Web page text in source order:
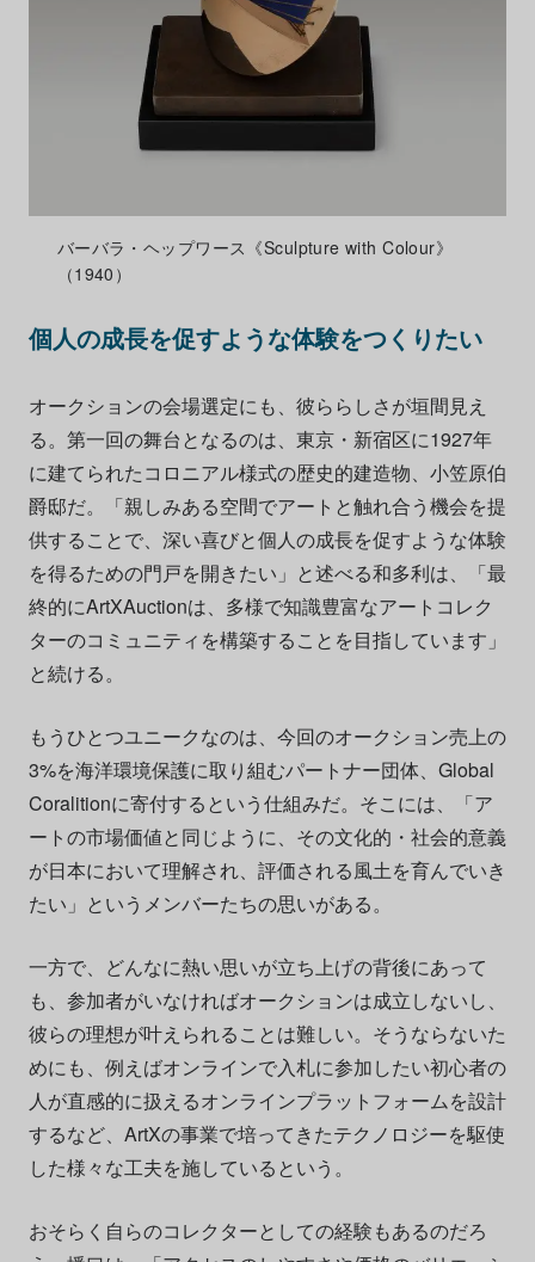
バーバラ・ヘップワース《Sculpture with Colour》
（1940）
個人の成長を促すような体験をつくりたい
オークションの会場選定にも、彼ららしさが垣間見え
る。第一回の舞台となるのは、東京・新宿区に1927年
に建てられたコロニアル様式の歴史的建造物、小笠原伯
爵邸だ。「親しみある空間でアートと触れ合う機会を提
供することで、深い喜びと個人の成長を促すような体験
を得るための門戸を開きたい」と述べる和多利は、
「最
終的にArtXAuctionは、多様で知識豊富なアートコレク
ターのコミュニティを構築することを目指しています」
と続ける。
もうひとつユニークなのは、今回のオークション売上の
3%を海洋環境保護に取り組むパートナー団体、 Global
Coralitionに寄付するという仕組みだ。そこには、「ア
ートの市場価値と同じように、その文化的・社会的意義
が日本において理解され、評価される風土を育んでいき
たい」というメンバーたちの思いがある。
一方で、どんなに熱い思いが立ち上げの背後にあって
も、参加者がいなければオークションは成立しないし、
彼らの理想が叶えられることは難しい。そうならないた
めにも、 例えばオンラインで入札に参加したい初心者の
人が直感的に扱えるオンラインプラットフォームを設計
するなど、ArtXの事業で培ってきたテクノロジーを駆使
した様々な工夫を施しているという。
おそらく自らのコレクターとしての経験もあるのだろ